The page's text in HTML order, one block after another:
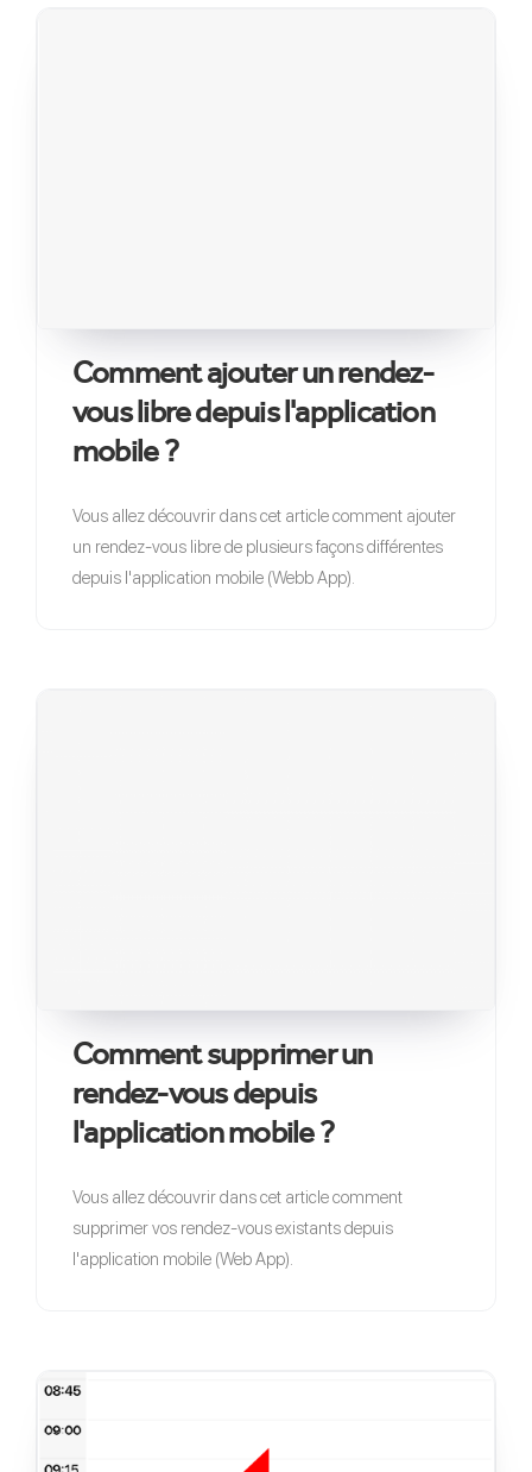
Comment ajouter un rendez-
vous libre depuis l'application
mobile ?
Vous allez découvrir dans cet article comment ajouter
un rendez-vous libre de plusieurs façons différentes
depuis l'application mobile (Webb App).
Comment supprimer un
rendez-vous depuis
l'application mobile ?
Vous allez découvrir dans cet article comment
supprimer vos rendez-vous existants depuis
l'application mobile (Web App).